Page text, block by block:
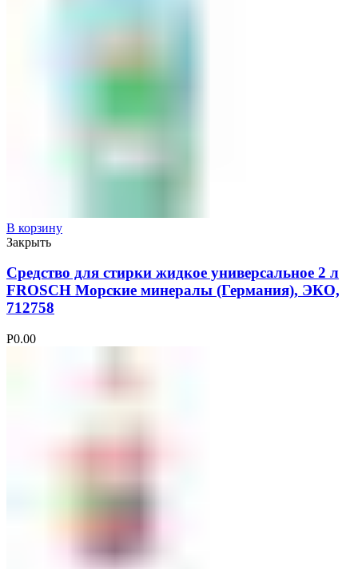
В корзину
Закрыть
Средство для стирки жидкое универсальное 2 л
FROSCH Морские минералы (Германия), ЭКО,
712758
Р0.00